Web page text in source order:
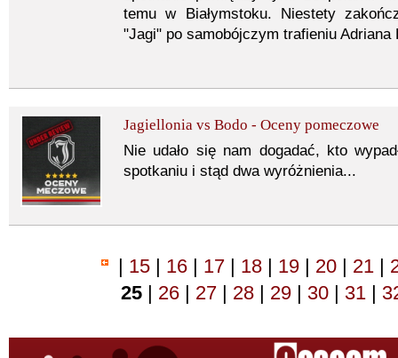
temu w Białymstoku. Niestety
"Jagi" po samobójczym trafieniu Adriana
Jagiellonia vs Bodo - Oceny pomeczowe
Nie udało się nam dogadać, kto
spotkaniu i stąd dwa wyróżnienia...
| 15 | 16 | 17 | 18 | 19 | 20 | 21 |
25 | 26 | 27 | 28 | 29 | 30 | 31 |